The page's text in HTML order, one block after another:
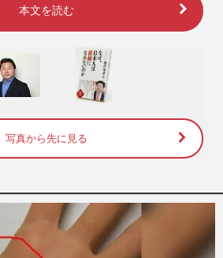
本文を読む
写真から先に見る